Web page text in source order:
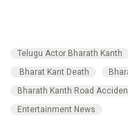
Telugu Actor Bharath Kanth
Bharat Kant Death
Bharath Kanth Road
Entertainment News